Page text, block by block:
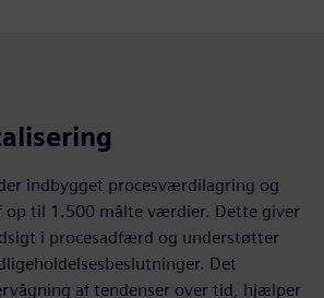
indbygget procesværdilagring og
op til 1.500 målte værdier. Dette giver
i procesadfærd og understøtter
Det
af tendenser over tid, hjælper